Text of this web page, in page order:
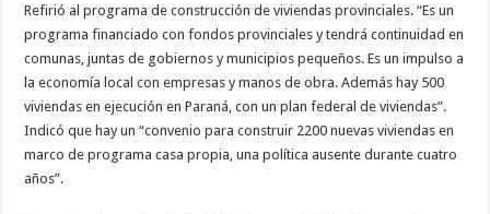
Refirió al programa de construcción de viviendas provinciales. “Es un
programa financiado con fondos provinciales y tendrá continuidad en
comunas, juntas de gobiernos y municipios pequeños. Es un impulso a
la economía local con empresas y manos de obra. Además hay 500
viviendas en ejecución en Paraná, con un plan federal de viviendas”.
Indicó que hay un “convenio para construir 2200 nuevas viviendas en
marco de programa casa propia, una política ausente durante cuatro
años”.